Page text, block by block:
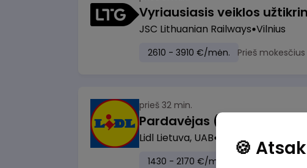
JSC Lithuanian Railways Vilnius
2610 - 3910 €/mėn. Prieš mokesčius
prieš 32 min.
Pardavėjas (-a) Klaipėdoje
Lidl Lietuva, UAB Klaipėda
1430 - 2170 €/mėn.
🍪